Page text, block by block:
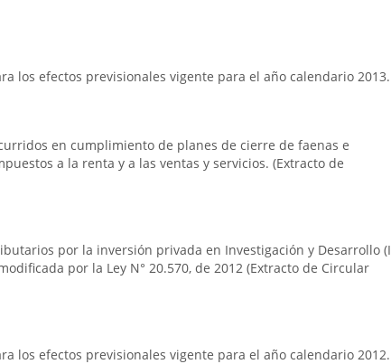
los efectos previsionales vigente para el año calendario 2013.
en cumplimiento de planes de cierre de faenas e
a la renta y a las ventas y servicios. (Extracto de
por la inversión privada en Investigación y Desarrollo (I
por la Ley N° 20.570, de 2012 (Extracto de Circular
los efectos previsionales vigente para el año calendario 2012.